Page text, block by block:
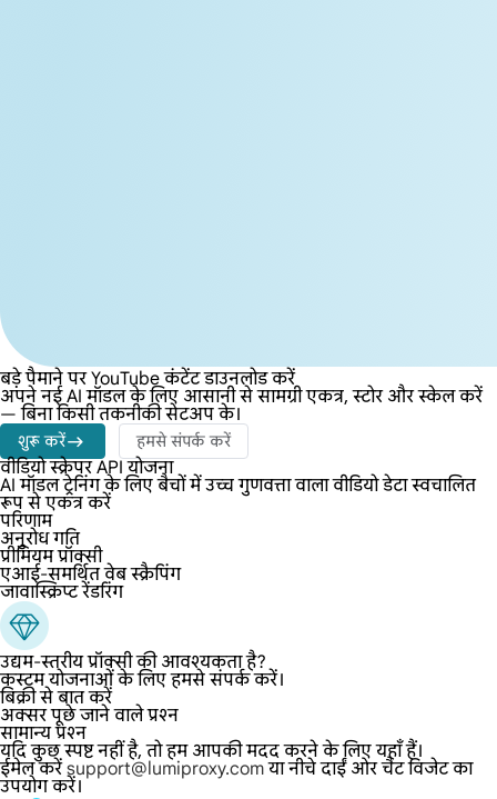
बड़े पैमाने पर YouTube कंटेंट डाउनलोड करें
अपने नई AI मॉडल के लिए आसानी से सामग्री एकत्र, स्टोर और स्केल करें
— बिना किसी तकनीकी सेटअप के।
शुरू करें हमसे संपर्क करें
वीडियो स्क्रेपर API योजना
AI मॉडल ट्रेनिंग के लिए बैचों में उच्च गुणवत्ता वाला वीडियो डेटा स्वचालित
रूप से एकत्र करें
परिणाम
अनुरोध गति
प्रीमियम प्रॉक्सी
एआई-समर्थित वेब स्क्रैपिंग
जावास्क्रिप्ट रेंडरिंग
उद्यम-स्तरीय प्रॉक्सी की आवश्यकता है?
कस्टम योजनाओं के लिए हमसे संपर्क करें।
बिक्री से बात करें
अक्सर पूछे जाने वाले प्रश्न
सामान्य प्रश्न
यदि कुछ स्पष्ट नहीं है, तो हम आपकी मदद करने के लिए यहाँ हैं।
ईमेल करेंsupport@lumiproxy.comया नीचे दाईं ओर चैट विजेट का
उपयोग करें।